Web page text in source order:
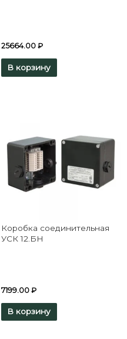
25664.00 ₽
В корзину
Коробка соединительная
УСК 12.БН
7199.00 ₽
В корзину